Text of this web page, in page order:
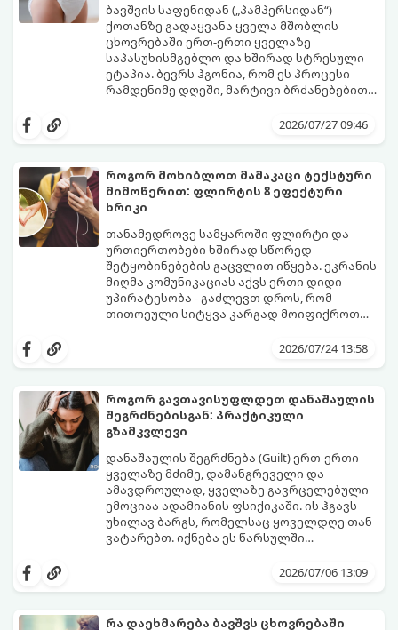
ბავშვის საფენიდან („პამპერსიდან“)
ქოთანზე გადაყვანა ყველა მშობლის
ცხოვრებაში ერთ-ერთი ყველაზე
საპასუხისმგებლო და ხშირად სტრესული
ეტაპია. ბევრს ჰგონია, რომ ეს პროცესი
რამდენიმე დღეში, მარტივი ბრძანებებით
ფიზიოლოგიური და ფსიქოლოგიური
მოთმინებას მოითხოვს.
როგორ გახადოთ ეს პროცესი2026/07/27 09:46
როგორ მოხიბლოთ მამაკაცი ტექსტური
მიმოწერით: ფლირტის 8 ეფექტური
ხრიკი
თანამედროვე სამყაროში ფლირტი და
ურთიერთობები ხშირად სწორედ
შეტყობინებების გაცვლით იწყება. ეკრანის
მიღმა კომუნიკაციას აქვს ერთი დიდი
უპირატესობა - გაძლევთ დროს, რომ
თითოეული სიტყვა კარგად მოიფიქროთ
მოაცილოს და მოუთმენლად ელოდოს
წესი:
2026/07/24 13:58
როგორ გავთავისუფლდეთ დანაშაულის
შეგრძნებისგან: პრაქტიკული
გზამკვლევი
დანაშაულის შეგრძნება (Guilt) ერთ-ერთი
ყველაზე მძიმე, დამანგრეველი და
ამავდროულად, ყველაზე გავრცელებული
ემოციაა ადამიანის ფსიქიკაში. ის ჰგავს
უხილავ ბარგს, რომელსაც ყოველდღე თან
ვატარებთ. იქნება ეს წარსულში
ტკენა, ოჯახის წევრებისთვის
გადაჭარბებული მოთხოვნები
დანაშაულის გრძნობას აქვს თავისი
საკუთარი თუ საზოგადოებრივი მორალური
2026/07/06 13:09
რა დაეხმარება ბავშვს ცხოვრებაში